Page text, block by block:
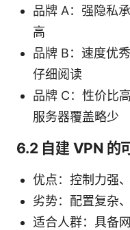
品牌 A：强隐私
高
品牌 B：速度优
仔细阅读
品牌 C：性价比
服务器覆盖略少
6.2 自建 VPN 的
优点：控制力强
劣势：配置复杂
适合人群：具备